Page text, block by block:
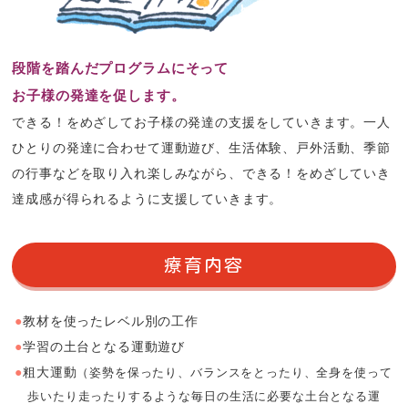
段階を踏んだプログラムにそって
お子様の発達を促します。
できる！をめざしてお子様の発達の支援をしていきます。一人
ひとりの発達に合わせて運動遊び、生活体験、戸外活動、季節
の行事などを取り入れ楽しみながら、できる！をめざしていき
達成感が得られるように支援していきます。
療育内容
教材を使ったレベル別の工作
学習の土台となる運動遊び
粗大運動 （姿勢を保ったり、バランスをとったり、全身を使って
歩いたり走ったりするような毎日の生活に必要な土台となる運